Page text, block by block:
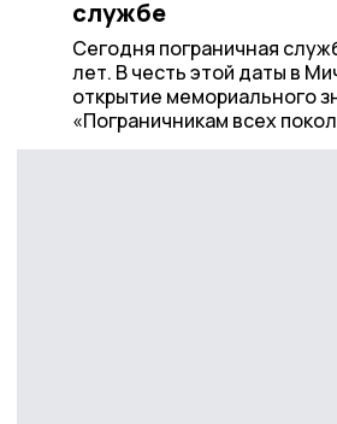
службе
Сегодня пограничная
лет. В честь этой даты в
открытие мемориального
«Пограничникам всех